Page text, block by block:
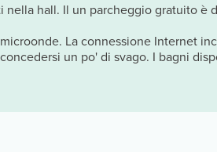
hall. Il un parcheggio gratuito è
La connessione Internet
un po' di svago. I bagni